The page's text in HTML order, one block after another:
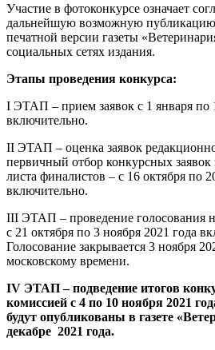
Участие в фотоконкурсе означает
дальнейшую возможную публикацию
печатной версии газеты
социальных сетях издания.
Этапы проведения конкурса:
I ЭТАП – прием заявок с 1 января по
включительно.
II ЭТАП – оценка заявок
первичный отбор конкурсных
листа финалистов – с 16 октября по
включительно.
III ЭТАП – проведение голосования
с 21 октября по 3 ноября 2021 года
Голосование закрывается 3 ноября
московскому времени.
IV ЭТАП – подведение итогов
комиссией с 4 по 10 ноября 2021
будут опубликованы в газете
декабре 2021 года.